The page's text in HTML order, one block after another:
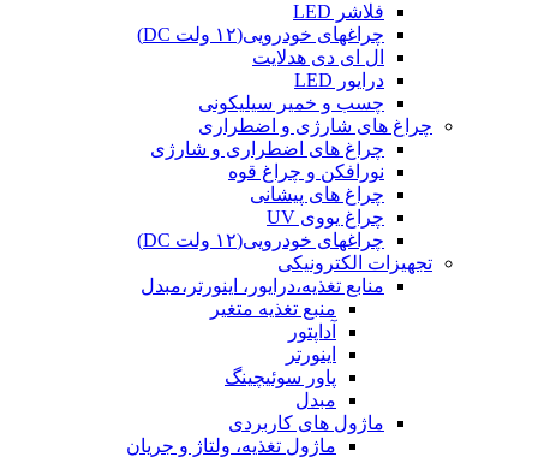
فلاشر LED
چراغهای خودرویی(۱۲ ولت DC)
ال ای دی هدلایت
درایور LED
چسب و خمیر سیلیکونی
چراغ های شارژی و اضطراری
چراغ های اضطراری و شارژی
نورافکن و چراغ قوه
چراغ های پیشانی
چراغ یووی UV
چراغهای خودرویی(۱۲ ولت DC)
تجهیزات الکترونیکی
منابع تغذیه،درایور، اینورتر،مبدل
منبع تغذیه متغیر
آداپتور
اینورتر
پاور سوئیچینگ
مبدل
ماژول های کاربردی
ماژول تغذیه، ولتاژ و جریان